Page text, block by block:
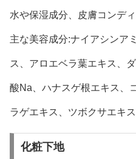
水や保湿成分、皮膚コンデ
主な美容成分:ナイアシンア
ス、アロエベラ葉エキス、
酸Na、ハナスゲ根エキス、
ラゲエキス、ツボクサエキ
化粧下地